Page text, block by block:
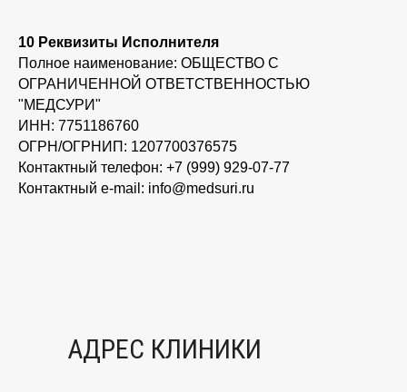
10 Реквизиты Исполнителя
Полное наименование: ОБЩЕСТВО С
ОГРАНИЧЕННОЙ ОТВЕТСТВЕННОСТЬЮ
"МЕДСУРИ"
ИНН: 7751186760
ОГРН/ОГРНИП: 1207700376575
Контактный телефон: +7 (999) 929-07-77
Контактный e-mail: info@medsuri.ru
АДРЕС КЛИНИКИ